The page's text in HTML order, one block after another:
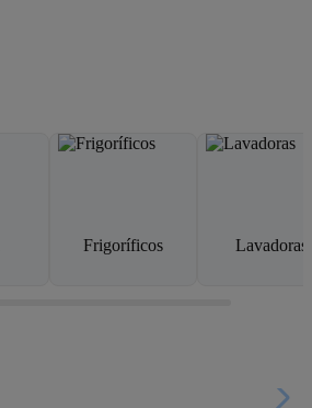
Frigoríficos Lavadoras